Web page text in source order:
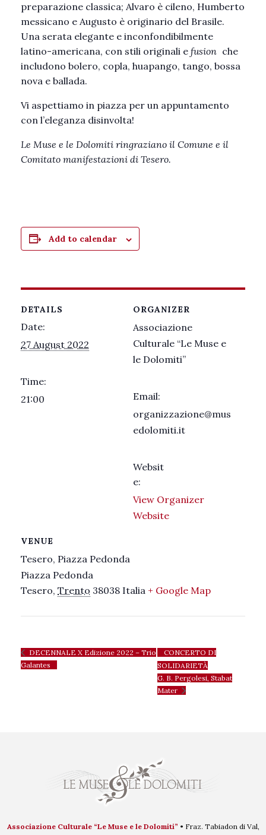
preparazione classica; Alvaro è cileno, Humberto
messicano e Augusto è originario del Brasile.
Una serata elegante e inconfondibilmente
latino-americana, con stili originali e fusion che
includono bolero, copla, huapango, tango, bossa
nova e ballada.
Vi aspettiamo in piazza per un appuntamento
con l’eleganza disinvolta!
Le Muse e le Dolomiti ringraziano il Comune e il
Comitato manifestazioni di Tesero.
Add to calendar
DETAILS
Date:
27 August 2022
Time:
21:00
VENUE
Tesero, Piazza Pedonda
Piazza Pedonda
Tesero, Trento 38038 Italia + Google Map
ORGANIZER
Associazione
Culturale “Le Muse e
le Dolomiti”
Email:
organizzazione@mus
edolomiti.it
Websit
e:
View Organizer
Website
DECENNALE X Edizione 2022 – Trio
Galantes
CONCERTO DI
SOLIDARIETÀ
G. B. Pergolesi, Stabat
Mater
Associazione Culturale “Le Muse e le Dolomiti” • Fraz. Tabiadon di Val,